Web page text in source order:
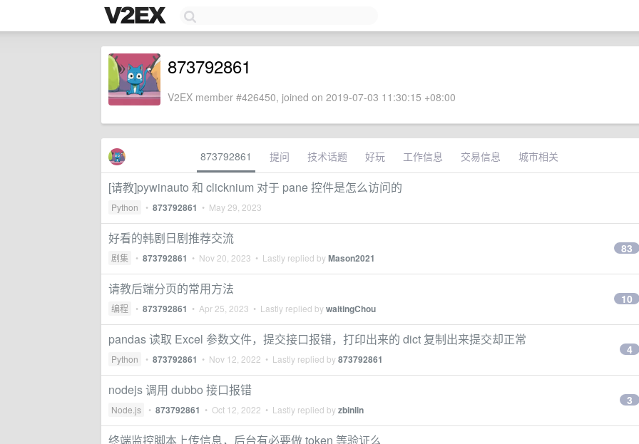
873792861
V2EX member #426450, joined on 2019-07-03 11:30:15 +08:00
873792861 提问 技术话题 好玩 工作信息 交易信息 城市相关
[请教]pywinauto 和 clicknium 对于 pane 控件是怎么访问的
Python • 873792861 • May 29, 2023
好看的韩剧日剧推荐交流
剧集 • 873792861 • Nov 20, 2023 • Lastly replied byMason2021
83
请教后端分页的常用方法
编程 • 873792861 • Apr 25, 2023 • Lastly replied bywaitingChou
10
pandas 读取 Excel 参数文件，提交接口报错，打印出来的 dict 复制出来提交却正常
Python • 873792861 • Nov 12, 2022 • Lastly replied by873792861
4
nodejs 调用 dubbo 接口报错
Node.js • 873792861 • Oct 12, 2022 • Lastly replied byzbinlin
3
终端监控脚本上传信息，后台有必要做 token 等验证么